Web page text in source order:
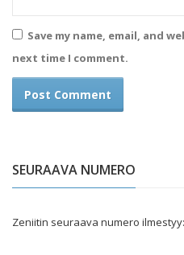
Save my name, email, and
next time I comment.
SEURAAVA NUMERO
Zeniitin seuraava numero